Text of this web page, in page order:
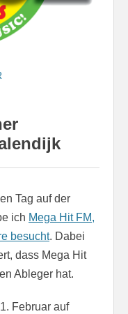
Tag auf der
ich Mega Hit FM,
besucht. Dabei
dass Mega Hit
Ableger hat.
Februar auf